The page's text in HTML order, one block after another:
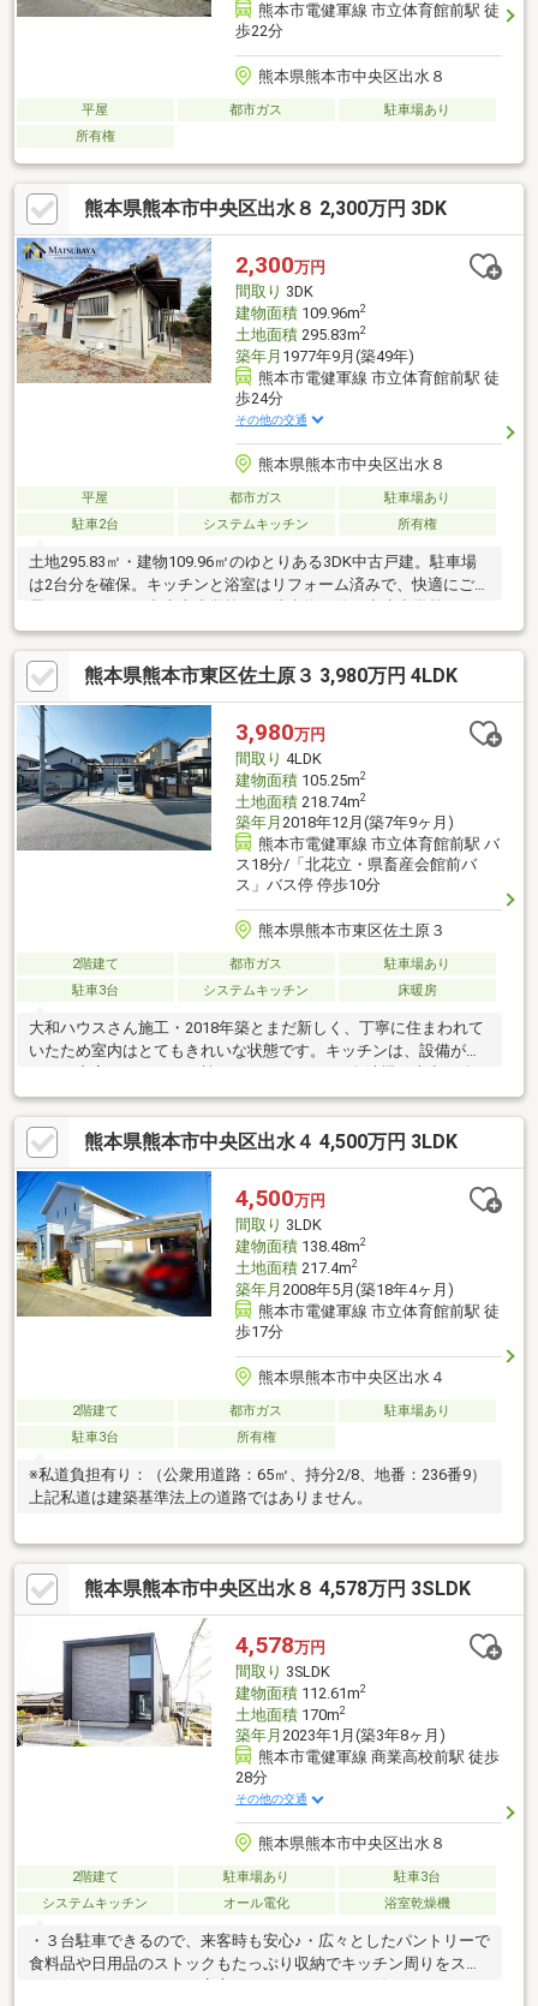
熊本市電健軍線 市立体育館前駅 徒
歩22分
熊本県熊本市中央区出水８
平屋 都市ガス
駐車場あり
所有権
熊本県熊本市中央区出水８ 2,300万円 3DK
2,300万円
間取り 3DK
建物面積109.96m2
土地面積295.83m2
築年月 1977年9月(築49年)
熊本市電健軍線 市立体育館前駅 徒
歩24分
その他の交通
熊本県熊本市中央区出水８
平屋 都市ガス
駐車場あり
駐車2台
システムキッチン 所有権
土地295.83㎡・建物109.96㎡のゆとりある3DK中古戸建。駐車場
は2台分を確保。キッチンと浴室はリフォーム済みで、快適にご入
居いただけます♪出水南小学校まで徒歩約11分、出水中学校まで
徒歩約12分と通学安心。徒歩約5分のところにゆめマートえづも
あり、日々のお買い物に便利です。広い敷地ではガーデニングや
家庭菜園も楽しめ、静かな住環境と利便性を兼ね備えたおすすめ
の住まいです！▼ご内覧までの流れ♪ご希望のライフスタイルやご
条件を丁寧にヒアリング。厳選した物件の中から、ご納得いただ
ける住まいをご提案いたします。ご内覧のスケジュールも、お客
様のご都合に合わせて柔軟に調整いたします。
熊本県熊本市東区佐土原３ 3,980万円 4LDK
3,980万円
間取り 4LDK
建物面積105.25m2
土地面積218.74m2
築年月 2018年12月(築7年9ヶ月)
熊本市電健軍線 市立体育館前駅 バ
ス18分/「北花立・県畜産会館前バ
ス」バス停 停歩10分
熊本県熊本市東区佐土原３
2階建て 都市ガス
駐車場あり
駐車3台
システムキッチン 床暖房
大和ハウスさん施工・2018年築とまだ新しく、丁寧に住まわれて
いたため室内はとてもきれいな状態です。キッチンは、設備がと
三口コンロなど、毎日の料理が楽しくなる設備がそろっていま
す。床暖房を備えており、足元からじんわりと部屋全体を暖めて
くれるため、エアコン特有の乾燥や風が苦手な方にもおすすめで
す。さらに太陽光＋エネファームで電気代もお得です＾＾
熊本県熊本市中央区出水４ 4,500万円 3LDK
4,500万円
間取り 3LDK
建物面積138.48m2
土地面積217.4m2
築年月 2008年5月(築18年4ヶ月)
熊本市電健軍線 市立体育館前駅 徒
歩17分
熊本県熊本市中央区出水４
2階建て 都市ガス
駐車場あり
駐車3台
所有権
※私道負担有り：（公衆用道路：65㎡、持分2/8、地番：236番9）
上記私道は建築基準法上の道路ではありません。
熊本県熊本市中央区出水８ 4,578万円 3SLDK
4,578万円
間取り 3SLDK
建物面積112.61m2
土地面積170m2
築年月 2023年1月(築3年8ヶ月)
熊本市電健軍線 商業高校前駅 徒歩
28分
その他の交通
熊本県熊本市中央区出水８
2階建て 駐車場あり
駐車3台
システムキッチン
オール電化 浴室乾燥機
・３台駐車できるので、来客時も安心♪・広々としたパントリーで
食料品や日用品のストックもたっぷり収納でキッチン周りをスッ